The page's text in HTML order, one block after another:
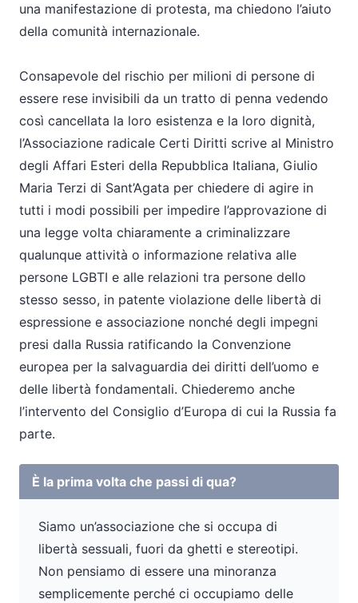
una manifestazione di protesta, ma chiedono l’aiuto
della comunità internazionale.
Consapevole del rischio per milioni di persone di
essere rese invisibili da un tratto di penna vedendo
così cancellata la loro esistenza e la loro dignità,
l’Associazione radicale Certi Diritti scrive al Ministro
degli Affari Esteri della Repubblica Italiana, Giulio
Maria Terzi di Sant’Agata per chiedere di agire in
tutti i modi possibili per impedire l’approvazione di
una legge volta chiaramente a criminalizzare
qualunque attività o informazione relativa alle
persone LGBTI e alle relazioni tra persone dello
stesso sesso, in patente violazione delle libertà di
espressione e associazione nonché degli impegni
presi dalla Russia ratificando la Convenzione
europea per la salvaguardia dei diritti dell’uomo e
delle libertà fondamentali. Chiederemo anche
l’intervento del Consiglio d’Europa di cui la Russia fa
parte.
È la prima volta che passi di qua?
Siamo un’associazione che si occupa di
libertà sessuali, fuori da ghetti e stereotipi.
Non pensiamo di essere una minoranza
semplicemente perché ci occupiamo delle